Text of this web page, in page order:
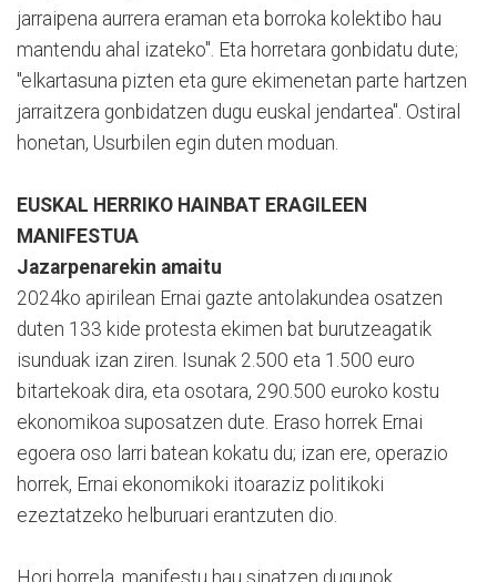
jarraipena aurrera eraman eta borroka kolektibo hau
mantendu ahal izateko". Eta horretara gonbidatu dute;
"elkartasuna pizten eta gure ekimenetan parte hartzen
jarraitzera gonbidatzen dugu euskal jendartea". Ostiral
honetan, Usurbilen egin duten moduan.
EUSKAL HERRIKO HAINBAT ERAGILEEN
MANIFESTUA
Jazarpenarekin amaitu
2024ko apirilean Ernai gazte antolakundea osatzen
duten 133 kide protesta ekimen bat burutzeagatik
isunduak izan ziren. Isunak 2.500 eta 1.500 euro
bitartekoak dira, eta osotara, 290.500 euroko kostu
ekonomikoa suposatzen dute. Eraso horrek Ernai
egoera oso larri batean kokatu du; izan ere, operazio
horrek, Ernai ekonomikoki itoaraziz politikoki
ezeztatzeko helburuari erantzuten dio.
Hori horrela, manifestu hau sinatzen dugunok